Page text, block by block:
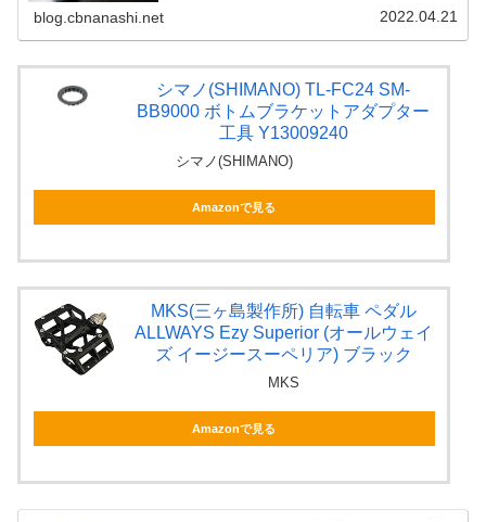
blog.cbnanashi.net 2022.04.21
シマノ(SHIMANO) TL-FC24 SM-
BB9000 ボトムブラケットアダプター
工具 Y13009240
シマノ(SHIMANO)
Amazonで見る
MKS(三ヶ島製作所) 自転車 ペダル
ALLWAYS Ezy Superior (オールウェイ
ズ イージースーペリア) ブラック
MKS
Amazonで見る